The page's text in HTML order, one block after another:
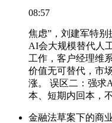
08:57
焦虑”，刘建军特别
AI会大规模替代人
工作，客户经理维
价值无可替代，市
涨。 误区二：强求
本、短期内回本，
金融法草案下的商